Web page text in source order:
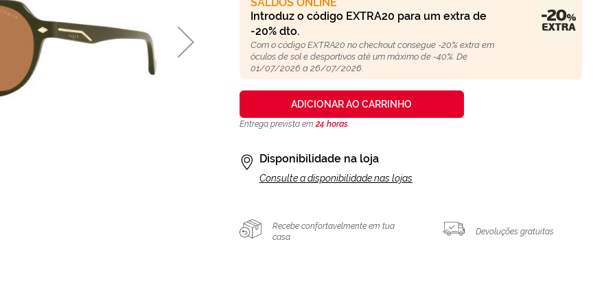
Introduz o código EXTRA20 para um extra de
-20% dto.
Com o código EXTRA20 no checkout consegue -20% extra em
óculos de sol e desportivos até um máximo de -40%. De
01/07/2026 a 26/07/2026.
ADICIONAR AO CARRINHO
Entrega prevista em24 horas.
Disponibilidade na loja
Consulte a disponibilidade nas lojas
Recebe confortavelmente em tua
casa
Devoluções gratuitas